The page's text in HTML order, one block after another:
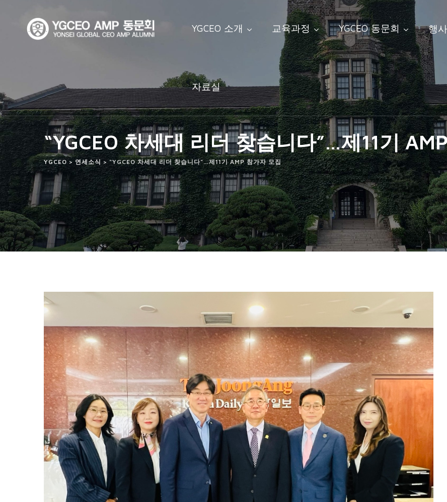
YGCEO 소개 교육과정 YGCEO 동문회 행
자료실
“YGCEO 차세대 리더 찾습니다”…제11기
YGCEO>연세소식 >“YGCEO 차세대 리더 찾습니다”…제11기 AMP 참가자 모집